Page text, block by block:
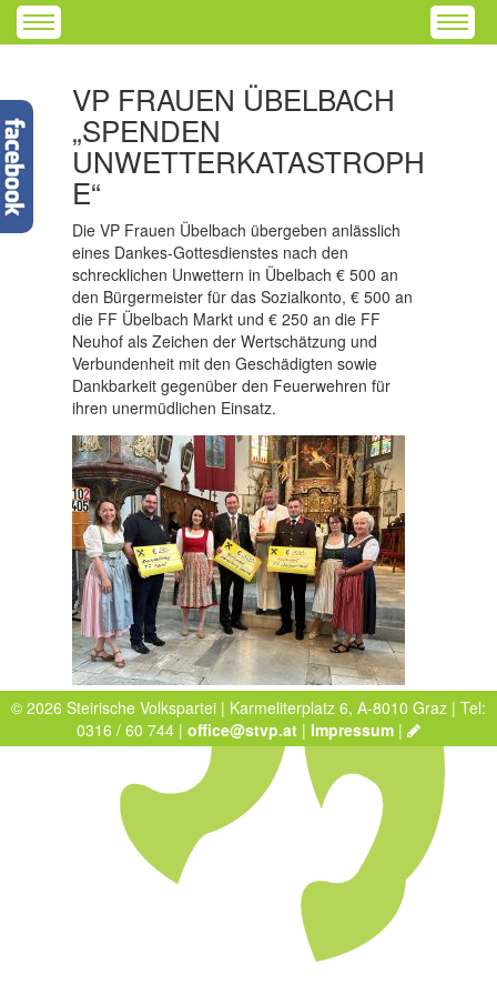
VP FRAUEN ÜBELBACH
„SPENDEN
UNWETTERKATASTROPH
E“
Die VP Frauen Übelbach übergeben anlässlich
eines Dankes-Gottesdienstes nach den
schrecklichen Unwettern in Übelbach € 500 an
den Bürgermeister für das Sozialkonto, € 500 an
die FF Übelbach Markt und € 250 an die FF
Neuhof als Zeichen der Wertschätzung und
Verbundenheit mit den Geschädigten sowie
Dankbarkeit gegenüber den Feuerwehren für
ihren unermüdlichen Einsatz.
© 2026 Steirische Volkspartei | Karmeliterplatz 6, A-8010 Graz | Tel:
0316 / 60 744 | office@stvp.at | Impressum |